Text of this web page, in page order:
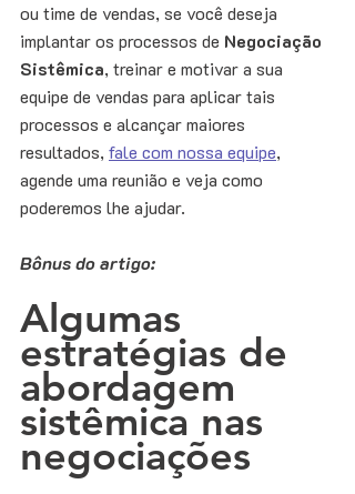
ou time de vendas, se você deseja
implantar os processos de Negociação
Sistêmica, treinar e motivar a sua
equipe de vendas para aplicar tais
processos e alcançar maiores
resultados, fale com nossa equipe,
agende uma reunião e veja como
poderemos lhe ajudar.
Bônus do artigo:
Algumas
estratégias de
abordagem
sistêmica nas
negociações